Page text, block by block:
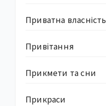
Приватна власність
Привітання
Прикмети та сни
Прикраси